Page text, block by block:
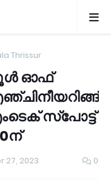
Thrissur
ഓഫ്
സ്പോട്ട്
27, 2023 0